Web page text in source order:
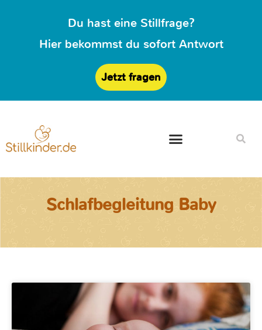
Du hast eine Stillfrage?
Hier bekommst du sofort Antwort
Jetzt fragen
Schlafbegleitung Baby